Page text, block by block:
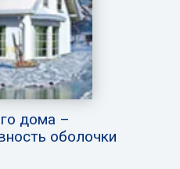
дома –
оболочки